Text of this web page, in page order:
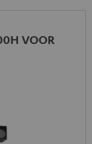
VOOR